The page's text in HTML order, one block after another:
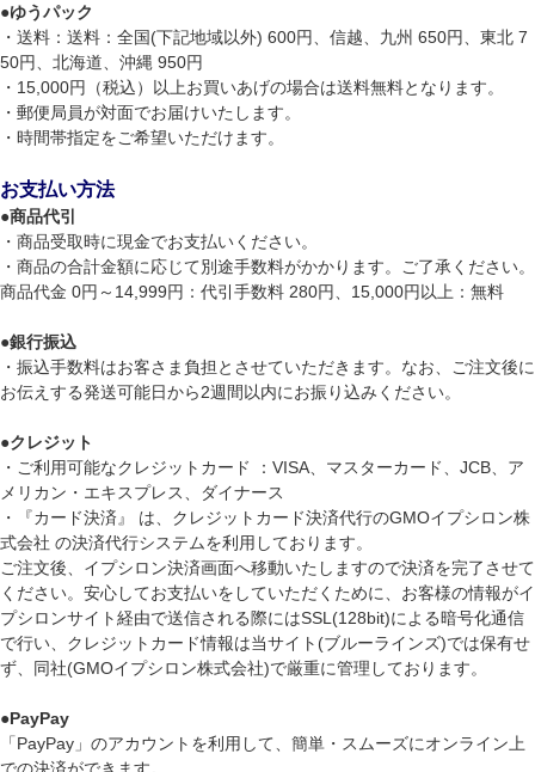
●ゆうパック
・送料：送料：全国(下記地域以外) 600円、信越、九州 650円、東北 7
50円、北海道、沖縄 950円
・15,000円（税込）以上お買いあげの場合は送料無料となります。
・郵便局員が対面でお届けいたします。
・時間帯指定をご希望いただけます。
お支払い方法
●商品代引
・商品受取時に現金でお支払いください。
・商品の合計金額に応じて別途手数料がかかります。ご了承ください。
商品代金 0円～14,999円：代引手数料 280円、15,000円以上：無料
●銀行振込
・振込手数料はお客さま負担とさせていただきます。なお、ご注文後に
お伝えする発送可能日から2週間以内にお振り込みください。
●クレジット
・ご利用可能なクレジットカード ：VISA、マスターカード、JCB、ア
メリカン・エキスプレス、ダイナース
・『カード決済』 は、クレジットカード決済代行のGMOイプシロン株
式会社 の決済代行システムを利用しております。
ご注文後、イプシロン決済画面へ移動いたしますので決済を完了させて
ください。安心してお支払いをしていただくために、お客様の情報がイ
プシロンサイト経由で送信される際にはSSL(128bit)による暗号化通信
で行い、クレジットカード情報は当サイト(ブルーラインズ)では保有せ
ず、同社(GMOイプシロン株式会社)で厳重に管理しております。
●PayPay
「PayPay」のアカウントを利用して、簡単・スムーズにオンライン上
での決済ができます。